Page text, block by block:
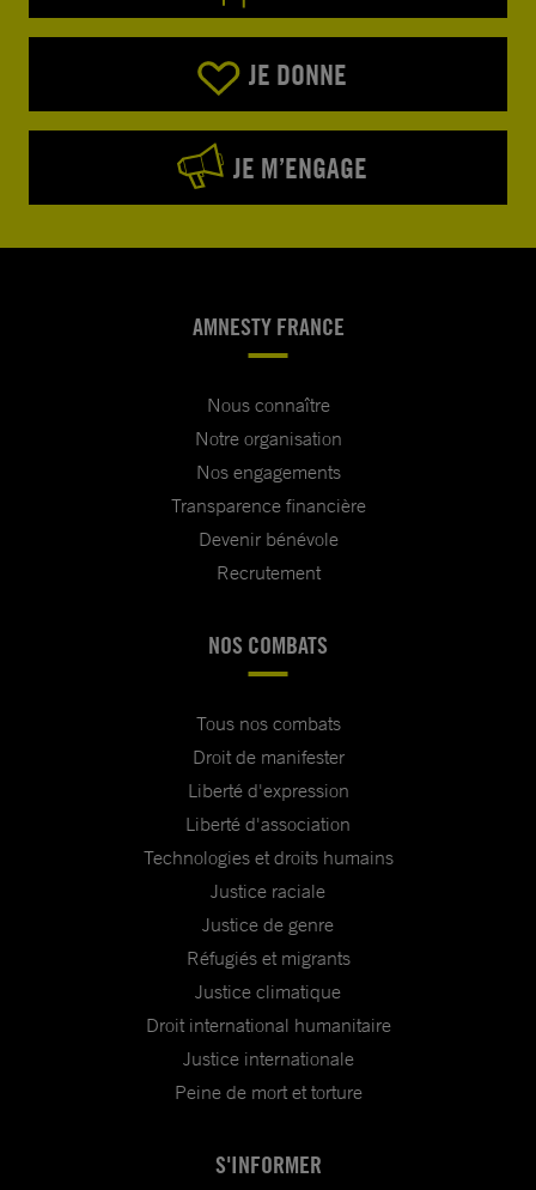
JE DONNE
JE M’ENGAGE
AMNESTY FRANCE
Nous connaître
Notre organisation
Nos engagements
Transparence financière
Devenir bénévole
Recrutement
NOS COMBATS
Tous nos combats
Droit de manifester
Liberté d'expression
Liberté d'association
Technologies et droits humains
Justice raciale
Justice de genre
Réfugiés et migrants
Justice climatique
Droit international humanitaire
Justice internationale
Peine de mort et torture
S'INFORMER